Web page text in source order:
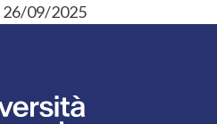
26/09/2025